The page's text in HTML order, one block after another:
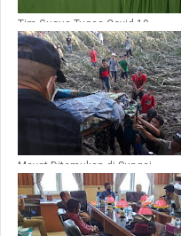
Tim Gugus Tugas Covid 19
Jeneponto Perketat Pengawasan
Warga Pendatang
Mayat Ditemukan di Sungai
Sapanang Jeneponto, Diduga
Korban Banjir